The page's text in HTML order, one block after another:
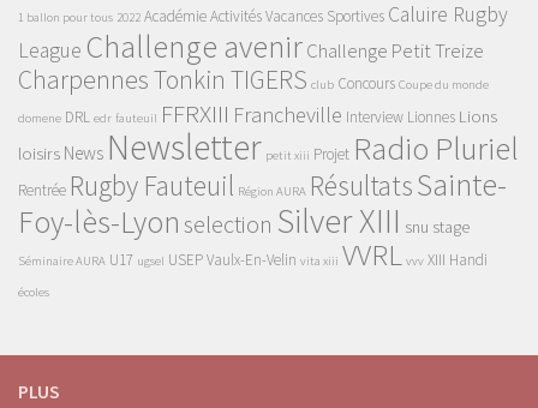
1 ballon pour tous 2022 AcadémieActivités Vacances Sportives Caluire Rugby
League Challenge avenirChallenge Petit Treize
Charpennes Tonkin TIGERS club Concours Coupe du monde
domene DRL edr fauteuil FFRXIII Francheville Interview Lionnes Lions
loisirs News Newsletter petit xiii Projet Radio Pluriel
Rentrée Rugby Fauteuil Région AURA RésultatsSainte-
Foy-lès-Lyon selection Silver XIII snu stage
Séminaire AURA U17 ugsel USEPVaulx-En-Velin vita xiii VVRL vvv XIII Handi
écoles
PLUS